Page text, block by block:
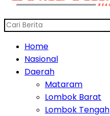
Home
Nasional
Daerah
Mataram
Lombok Barat
Lombok Tengah